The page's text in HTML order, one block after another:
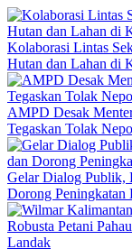
Kolaborasi Lintas
Hutan dan Lahan di
AMPD Desak
Tegaskan Tolak
Gelar Dialog Publik,
Dorong Peningkatan